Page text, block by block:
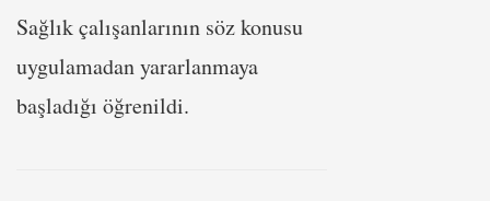
Sağlık çalışanlarının söz konusu
uygulamadan yararlanmaya
başladığı öğrenildi.